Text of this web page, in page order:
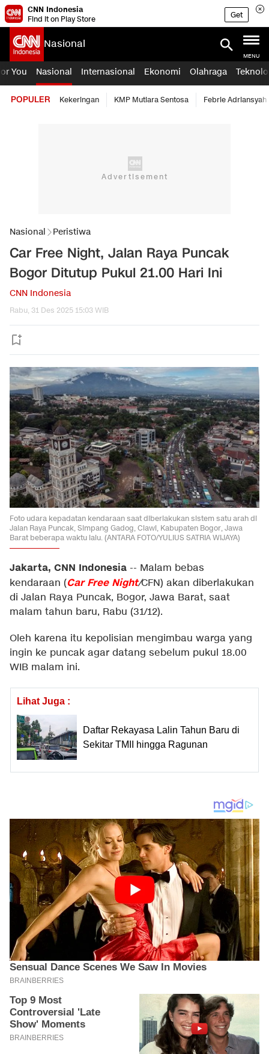
CNN Indonesia
Find it on Play Store
Get
Nasional
MENU
You Nasional Internasional Ekonomi Olahraga
POPULER Kekeringan KMP Mutiara Sentosa Febrie Adriansyah
Nasional Peristiwa
Car Free Night, Jalan Raya Puncak
Bogor Ditutup Pukul 21.00 Hari Ini
CNN Indonesia
Rabu, 31 Des 2025 15:03 WIB
Foto udara kepadatan kendaraan saat diberlakukan sistem satu arah di
Jalan Raya Puncak, Simpang Gadog, Ciawi, Kabupaten Bogor, Jawa
Barat beberapa waktu lalu. (ANTARA FOTO/YULIUS SATRIA WIJAYA)
Jakarta, CNN Indonesia -- Malam bebas
kendaraan (Car Free Night/CFN) akan diberlakukan
di Jalan Raya Puncak, Bogor, Jawa Barat, saat
malam tahun baru, Rabu (31/12).
Oleh karena itu kepolisian mengimbau warga yang
ingin ke puncak agar datang sebelum pukul 18.00
WIB malam ini.
Lihat Juga :
Daftar Rekayasa Lalin Tahun Baru di
Sekitar TMII hingga Ragunan